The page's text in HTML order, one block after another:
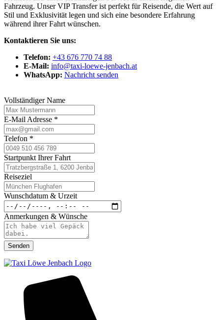
Fahrzeug. Unser VIP Transfer ist perfekt für Reisende, die Wert auf
Stil und Exklusivität legen und sich eine besondere Erfahrung
während ihrer Fahrt wünschen.
Kontaktieren Sie uns:
Telefon: +43 676 770 74 88
E-Mail: info@taxi-loewe-jenbach.at
WhatsApp: Nachricht senden
Vollständiger Name
E-Mail Adresse *
Telefon *
Startpunkt Ihrer Fahrt
Reiseziel
Wunschdatum & Urzeit
Anmerkungen & Wünsche
Senden